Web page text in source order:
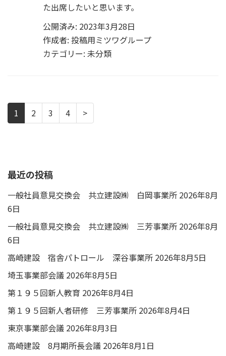
た出席したいと思います。
公開済み: 2023年3月28日
作成者: 投稿用ミツワグループ
カテゴリー: 未分類
1 2 3 4 >
最近の投稿
一般社員意見交換会 共立建設㈱ 白岡事業所 2026年8月
6日
一般社員意見交換会 共立建設㈱ 三芳事業所 2026年8月
6日
高崎建設 宿舎パトロール 深谷事業所 2026年8月5日
埼玉事業部会議 2026年8月5日
第１９５回新人教育 2026年8月4日
第１９５回新人者研修 三芳事業所 2026年8月4日
東京事業部会議 2026年8月3日
高崎建設 8月期所長会議 2026年8月1日